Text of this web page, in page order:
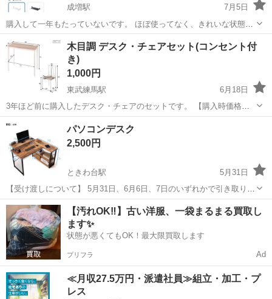
成増駅
7月5日
購入して一年もたっていないです。 ほぼ使ってなく、きれいな状態で
す！ そのため少しですがお値段をつけさせていただいています🙇‍♀️ 組
み立てある状態でお渡しするので、そのままお使いいただけます。
（写っているネジはありませ...
東京 板橋区 成増駅 テーブル スライダー
木目調 デスク・チェアセット(コンセント付
き)
1,000円
東武練馬駅
6月18日
3年ほど前に購入したデスク・チェアのセットです。 【購入時価格】
8000円ぐらい 【サイズ】写真を参照ください。 【傷などの状態】と
くに目立った傷はありません。椅子の脚にもクッションを付けており
傷はありません。 【アピールポ...
東京 東武練馬駅
パソコンデスク
2,500円
ときわ台駅
5月31日
【受け渡しについて】 5月31日、6月6日、7日のいずれかで引き取り可
能な方を希望します。 早めにお引き取りいただける方を優先させてい
ただきます。 また、平日は20:00～23:45の間であれば対応可能です。
自宅まで取りに...
東京 板橋区 ときわ台駅 テーブル デスク
【汚れOK‼️】古い洋服、一袋まるまる買取し
ます✨
状態が悪くてもOK！最大限買取します
プリフラ Ad
≪月収27.5万円・派遣社員≫組立・加工・プ
レス